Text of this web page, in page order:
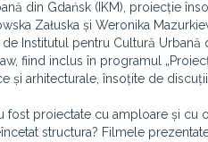
din Gdańsk (IKM), proiecție
Załuska și Weronika
Institutul pentru Cultură Urbană
fiind inclus în programul
și arhitecturale, însoțite de
fost proiectate cu amploare și
structura? Filmele